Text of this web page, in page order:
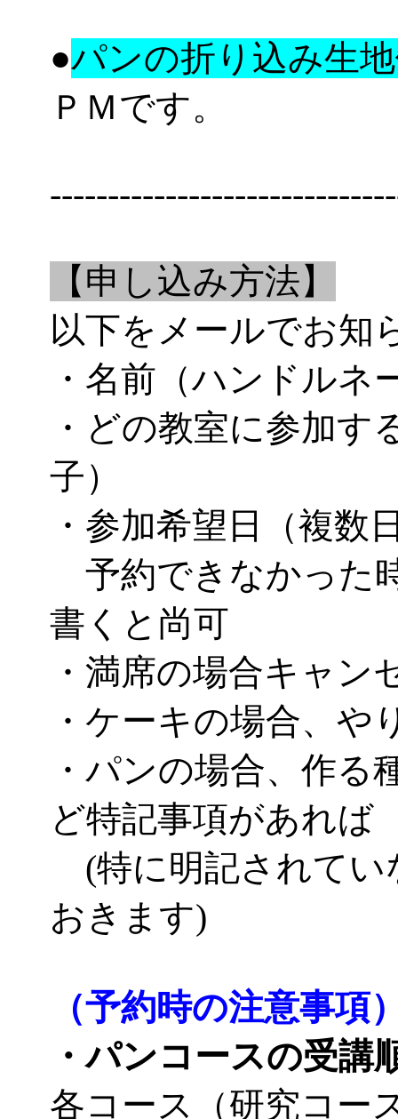
●パンの折り込み生
ＰＭです。
【申し込み方法】
以下をメールでお知
・名前（ハンドルネ
・どの教室に参加す
子）
・参加希望日（複数
予約できなかった
書くと尚可
・満席の場合キャ
・ケーキの場合、や
・パンの場合、作る
ど特記事項があれば
(特に明記されてい
おきます)
（予約時の注意事項
・パンコースの受講
各コース（研究コー